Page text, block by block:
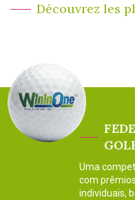
Découvrez les
Uma
com
individuais,